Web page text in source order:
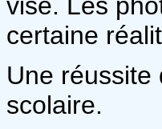
certaine
Une réussite
scolaire.